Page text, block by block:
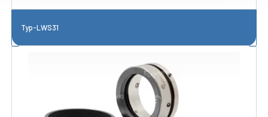
Typ-LWS31